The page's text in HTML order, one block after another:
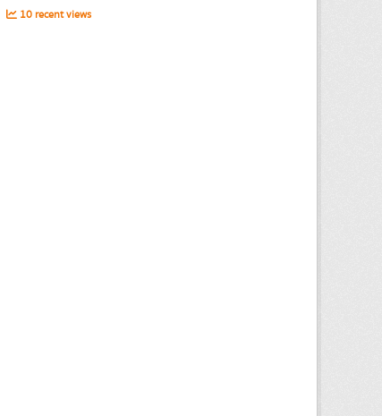
10 recent views